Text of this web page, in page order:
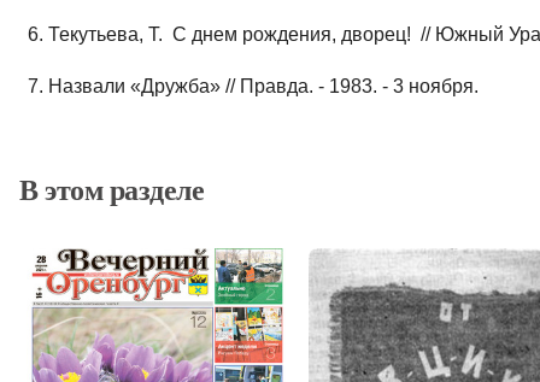
6. Текутьева, Т. С днем рождения, дворец! // Южный
7. Назвали «Дружба» // Правда. - 1983. - 3 ноября.
В этом разделе